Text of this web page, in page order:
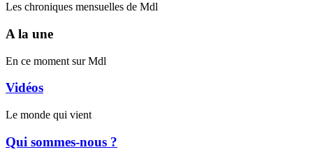
Les chroniques mensuelles de Mdl
A la une
En ce moment sur Mdl
Vidéos
Le monde qui vient
Qui sommes-nous ?